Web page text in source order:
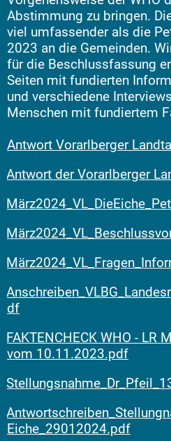
Abstimmung zu bringen.
viel umfassender als die
2023 an die Gemeinden.
für die Beschlussfassung
Seiten mit fundierten
und verschiedene
Menschen mit fundiertem
Antwort Vorarlberger
Antwort der Vorarlberger
df
FAKTENCHECK WHO - LR
vom 10.11.2023.pdf
Eiche_29012024.pdf